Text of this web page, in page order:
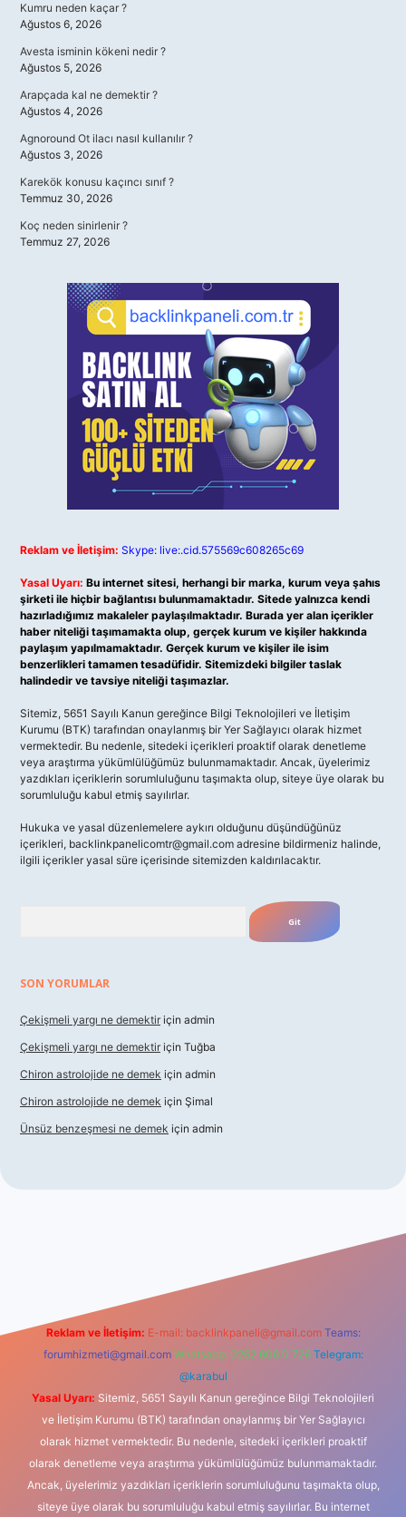
Kumru neden kaçar ?
Ağustos 6, 2026
Avesta isminin kökeni nedir ?
Ağustos 5, 2026
Arapçada kal ne demektir ?
Ağustos 4, 2026
Agnoround Ot ilacı nasıl kullanılır ?
Ağustos 3, 2026
Karekök konusu kaçıncı sınıf ?
Temmuz 30, 2026
Koç neden sinirlenir ?
Temmuz 27, 2026
Reklam ve İletişim: Skype: live:.cid.575569c608265c69
Yasal Uyarı: Bu internet sitesi, herhangi bir marka, kurum veya şahıs
şirketi ile hiçbir bağlantısı bulunmamaktadır. Sitede yalnızca kendi
hazırladığımız makaleler paylaşılmaktadır. Burada yer alan içerikler
haber niteliği taşımamakta olup, gerçek kurum ve kişiler hakkında
paylaşım yapılmamaktadır. Gerçek kurum ve kişiler ile isim
benzerlikleri tamamen tesadüfidir. Sitemizdeki bilgiler taslak
halindedir ve tavsiye niteliği taşımazlar.
Sitemiz, 5651 Sayılı Kanun gereğince Bilgi Teknolojileri ve İletişim
Kurumu (BTK) tarafından onaylanmış bir Yer Sağlayıcı olarak hizmet
vermektedir. Bu nedenle, sitedeki içerikleri proaktif olarak denetleme
veya araştırma yükümlülüğümüz bulunmamaktadır. Ancak, üyelerimiz
yazdıkları içeriklerin sorumluluğunu taşımakta olup, siteye üye olarak bu
sorumluluğu kabul etmiş sayılırlar.
Hukuka ve yasal düzenlemelere aykırı olduğunu düşündüğünüz
içerikleri, backlinkpanelicomtr@gmail.com adresine bildirmeniz halinde,
ilgili içerikler yasal süre içerisinde sitemizden kaldırılacaktır.
SON YORUMLAR
Çekişmeli yargı ne demektir için admin
Çekişmeli yargı ne demektir için Tuğba
Chiron astrolojide ne demek için admin
Chiron astrolojide ne demek için Şimal
Ünsüz benzeşmesi ne demek için admin
Reklam ve İletişim: E-mail: backlinkpaneli@gmail.com Teams:
forumhizmeti@gmail.com Whatsapp: 0262 606 0 726 Telegram:
@karabul
Yasal Uyarı: Sitemiz, 5651 Sayılı Kanun gereğince Bilgi Teknolojileri
ve İletişim Kurumu (BTK) tarafından onaylanmış bir Yer Sağlayıcı
olarak hizmet vermektedir. Bu nedenle, sitedeki içerikleri proaktif
olarak denetleme veya araştırma yükümlülüğümüz bulunmamaktadır.
Ancak, üyelerimiz yazdıkları içeriklerin sorumluluğunu taşımakta olup,
siteye üye olarak bu sorumluluğu kabul etmiş sayılırlar. Bu internet